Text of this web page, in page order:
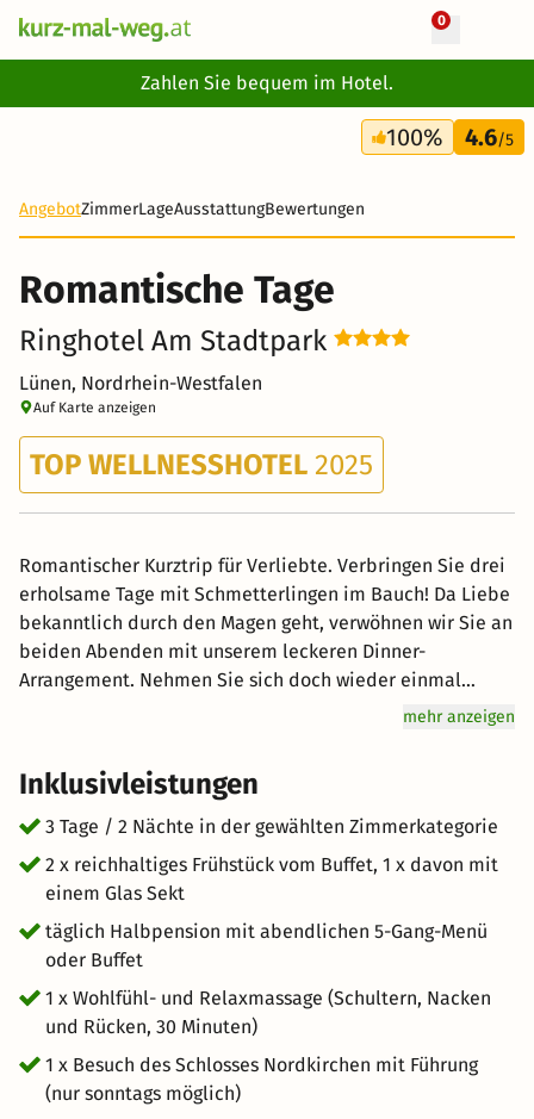
0
Zahlen Sie bequem im Hotel.
3 Tage
368 €
100% 4.6/5
AngebotZimmerLageAusstattungBewertungen
Romantische Tage
Ringhotel Am Stadtpark
Lünen, Nordrhein-Westfalen
Auf Karte anzeigen
TOP WELLNESSHOTEL 2025
Romantischer Kurztrip für Verliebte. Verbringen Sie drei
erholsame Tage mit Schmetterlingen im Bauch! Da Liebe
bekanntlich durch den Magen geht, verwöhnen wir Sie an
beiden Abenden mit unserem leckeren Dinner-
Arrangement. Nehmen Sie sich doch wieder einmal
11.30 bis 14.30 Uhr anstelle Frühstück (Aufpreis 20,00 €
pro Person) - SPA Nutzung am Anreisetag ab 11 Uhr (außer
Montag und Donnerstag) Aufpreis 25,00 € p.P. - SPA
Nutzung am Abreisetag bis 17 Uhr (außer Montag und
Donnerstag) Aufpreis 20,00 € p.P.
mehr anzeigen
Inklusivleistungen
3 Tage / 2 Nächte in der gewählten Zimmerkategorie
2 x reichhaltiges Frühstück vom Buffet, 1 x davon mit
einem Glas Sekt
täglich Halbpension mit abendlichen 5-Gang-Menü
oder Buffet
1 x Wohlfühl- und Relaxmassage (Schultern, Nacken
und Rücken, 30 Minuten)
1 x Besuch des Schlosses Nordkirchen mit Führung
(nur sonntags möglich)